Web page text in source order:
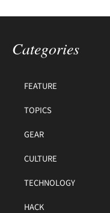
Categories
FEATURE
TOPICS
GEAR
CULTURE
TECHNOLOGY
HACK